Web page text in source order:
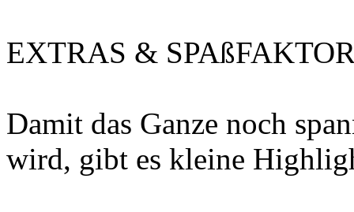
EXTRAS &
Damit das Ganze noch
wird, gibt es kleine